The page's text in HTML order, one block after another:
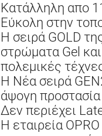
Κατάλληλη απο
Εύκολη στην
Η σειρά GOLD
στρώματα Gel
πολεμικές
Η Νέα σειρά
άψογη
Δεν περιέχει
Η εταιρεία